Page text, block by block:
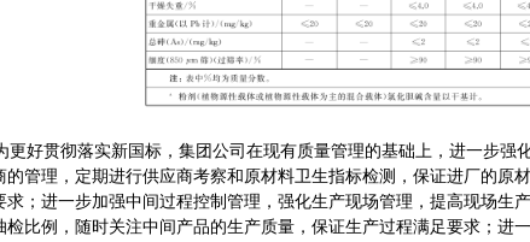
好贯彻落实新国标，集团公司在现有质量管理的基础上，进一步强
的管理，定期进行供应商考察和原材料卫生指标检测，保证进厂的原
求；进一步加强中间过程控制管理，强化生产现场管理，提高现场生
检比例，随时关注中间产品的生产质量，保证生产过程满足要求；进